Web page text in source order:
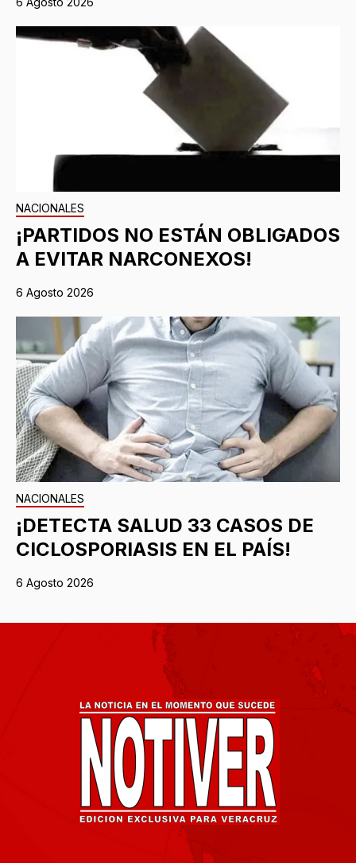
NACIONALES
¡PARTIDOS NO ESTÁN OBLIGADOS
A EVITAR NARCONEXOS!
6 Agosto 2026
NACIONALES
¡DETECTA SALUD 33 CASOS DE
CICLOSPORIASIS EN EL PAÍS!
6 Agosto 2026